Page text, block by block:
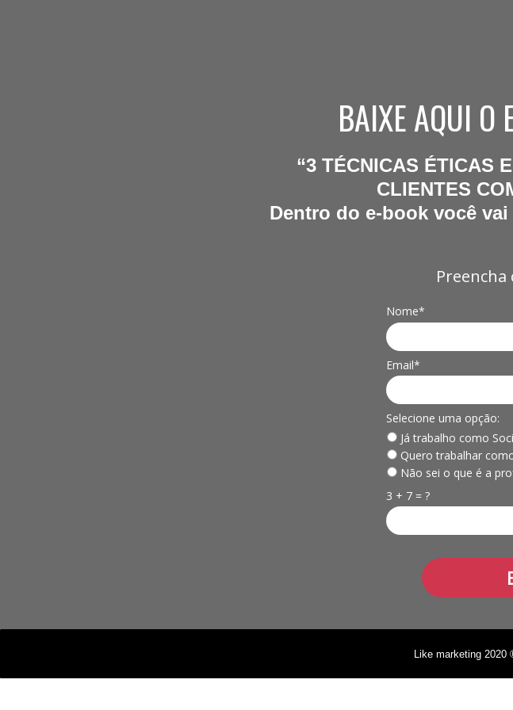
BAIXE AQUI O
“3 TÉCNICAS ÉTICAS
CLIENTES
Dentro do e-book você
Preencha
Nome*
Email*
Selecione uma opção:
Já trabalho como
Quero trabalhar
Não sei o que é a
3 + 7 = ?
Like marketing 2020